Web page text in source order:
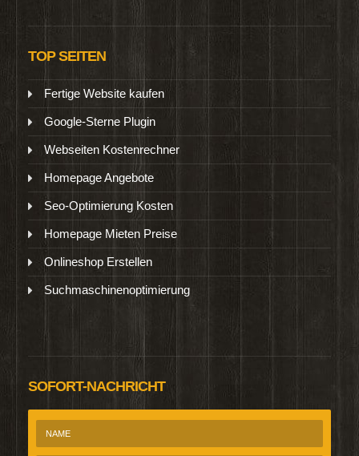
TOP SEITEN
Fertige Website kaufen
Google-Sterne Plugin
Webseiten Kostenrechner
Homepage Angebote
Seo-Optimierung Kosten
Homepage Mieten Preise
Onlineshop Erstellen
Suchmaschinenoptimierung
SOFORT-NACHRICHT